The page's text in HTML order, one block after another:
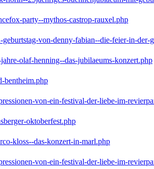
party--mythos-castrop-rauxel.php
geburtstag-von-denny-fabian--die-feier-in-der-
olaf-henning--das-jubilaeums-konzert.php
bentheim.php
von-ein-festival-der-liebe-im-
oktoberfest.php
kloss--das-konzert-in-marl.php
von-ein-festival-der-liebe-im-